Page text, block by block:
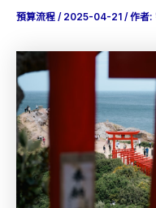
預算流程 / 2025-04-21 / 作者: